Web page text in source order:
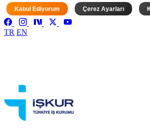
Kabul Ediyorum Çerez Ayarları
TR EN